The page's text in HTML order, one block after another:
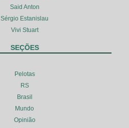
Said Anton
Sérgio Estanislau
Vivi Stuart
SEÇÕES
Pelotas
RS
Brasil
Mundo
Opinião